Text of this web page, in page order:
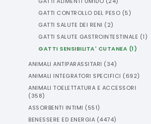
GATTI CONTROLLO DEL PESO (5)
GATTI SALUTE DEI RENI (2)
GATTI SALUTE GASTROINTESTINALE (1)
GATTI SENSIBILITA' CUTANEA (1)
ANIMALI ANTIPARASSITARI (34)
ANIMALI INTEGRATORI SPECIFICI (692)
ANIMALI TOELETTATURA E ACCESSORI
(358)
ASSORBENTI INTIMI (551)
BENESSERE ED ENERGIA (4474)